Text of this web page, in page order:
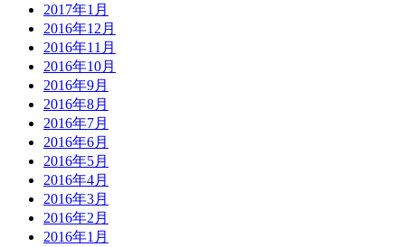
2017年1月
2016年12月
2016年11月
2016年10月
2016年9月
2016年8月
2016年7月
2016年6月
2016年5月
2016年4月
2016年3月
2016年2月
2016年1月